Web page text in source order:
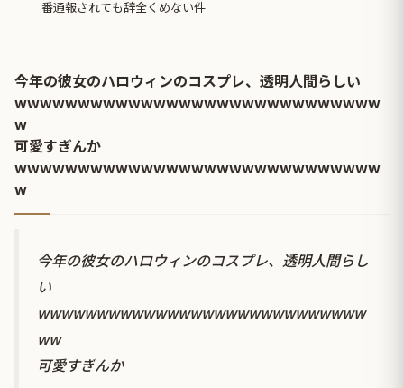
番通報されても辞全くめない件
今年の彼女のハロウィンのコスプレ、透明人間らしい
wwwwwwwwwwwwwwwwwwwwwwwwwwwww
w
可愛すぎんか
wwwwwwwwwwwwwwwwwwwwwwwwwwwww
w
今年の彼女のハロウィンのコスプレ、透明人間らし
い
wwwwwwwwwwwwwwwwwwwwwwwwwwww
ww
可愛すぎんか